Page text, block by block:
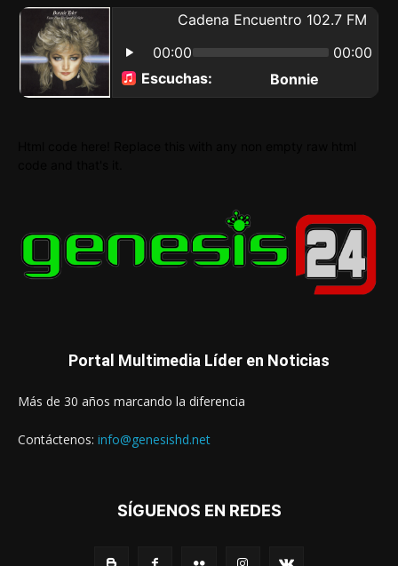
Portal Multimedia Líder en Noticias
Más de 30 años marcando la diferencia
Contáctenos: info@genesishd.net
SÍGUENOS EN REDES